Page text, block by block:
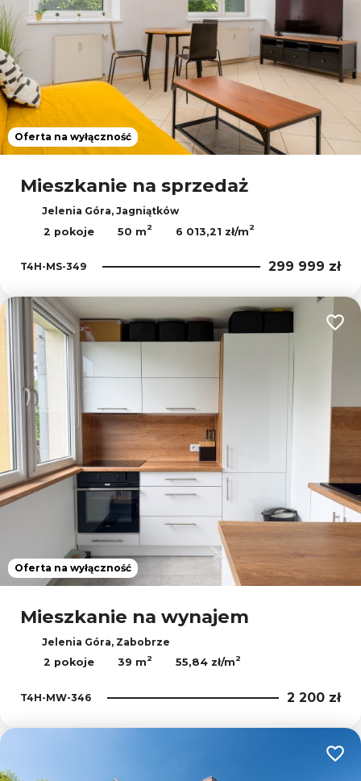
Oferta na wyłączność
Mieszkanie na sprzedaż
Jelenia Góra, Jagniątków
2 pokoje
50 m2 6 013,21 zł/m2
T4H-MS-349 299 999 zł
Oferta na wyłączność
Mieszkanie na wynajem
Jelenia Góra, Zabobrze
2 pokoje
39 m2 55,84 zł/m2
T4H-MW-346 2 200 zł